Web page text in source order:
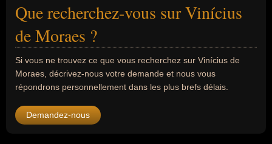
Que recherchez-vous sur Vinícius
de Moraes ?
Si vous ne trouvez ce que vous recherchez sur Vinícius de
Moraes, décrivez-nous votre demande et nous vous
répondrons personnellement dans les plus brefs délais.
Demandez-nous